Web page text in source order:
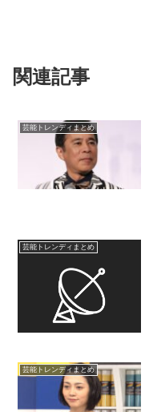
関連記事
芸能トレンディまとめ
芸能トレンディまとめ
芸能トレンディまとめ